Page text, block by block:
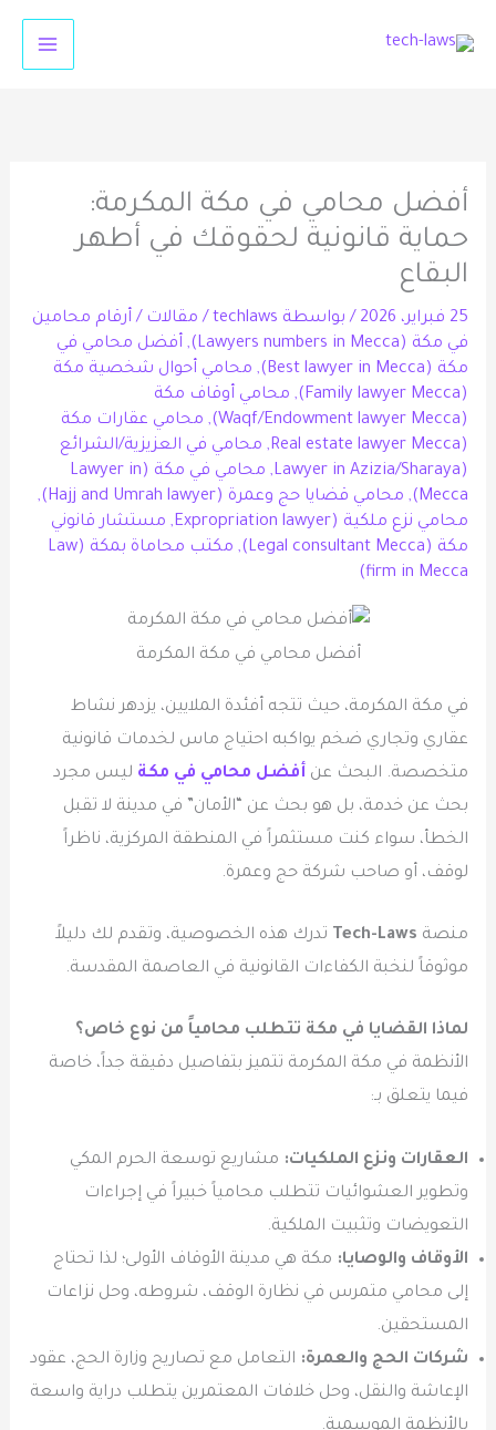
أفضل محامي في مكة المكرمة:
حماية قانونية لحقوقك في أطهر
البقاع
25 فبراير، 2026 / بواسطة techlaws
/ مقالات / أرقام محامين
في مكة (Lawyers numbers in Mecca)
, أفضل محامي في
مكة (Best lawyer in Mecca)
, محامي أحوال شخصية مكة
(Family lawyer Mecca)
, محامي أوقاف مكة
(Waqf/Endowment lawyer Mecca)
, محامي عقارات مكة
(Real estate lawyer Mecca
, محامي في العزيزية/الشرائع
(Lawyer in Azizia/Sharaya
,
محامي في مكة (Lawyer in
Mecca)
, محامي قضايا حج وعمرة (Hajj and Umrah lawyer)
,
محامي نزع ملكية (Expropriation lawyer
, مستشار قانوني
مكة (Legal consultant Mecca)
,
مكتب محاماة بمكة (Law
firm in Mecca)
أفضل محامي في مكة المكرمة
في مكة المكرمة، حيث تتجه أفئدة الملايين، يزدهر نشاط
عقاري وتجاري ضخم يواكبه احتياج ماس لخدمات قانونية
متخصصة. البحث عن أفضل محامي في مكة ليس مجرد
بحث عن خدمة، بل هو بحث عن “الأمان” في مدينة لا تقبل
الخطأ، سواء كنت مستثمراً في المنطقة المركزية، ناظراً
لوقف، أو صاحب شركة حج وعمرة.
منصة Tech-Laws تدرك هذه الخصوصية، وتقدم لك دليلاً
موثوقاً لنخبة الكفاءات القانونية في العاصمة المقدسة.
لماذا القضايا في مكة تتطلب محامياً من نوع خاص؟
الأنظمة في مكة المكرمة تتميز بتفاصيل دقيقة جداً، خاصة
فيما يتعلق بـ:
العقارات ونزع الملكيات: مشاريع توسعة الحرم المكي
وتطوير العشوائيات تتطلب محامياً خبيراً في إجراءات
التعويضات وتثبيت الملكية.
الأوقاف والوصايا: مكة هي مدينة الأوقاف الأولى؛ لذا تحتاج
إلى محامي متمرس في نظارة الوقف، شروطه، وحل نزاعات
المستحقين.
شركات الحج والعمرة: التعامل مع تصاريح وزارة الحج، عقود
الإعاشة والنقل، وحل خلافات المعتمرين يتطلب دراية واسعة
بالأنظمة الموسمية.